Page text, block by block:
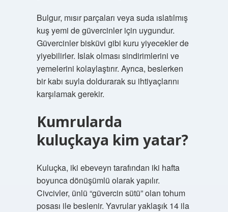
Bulgur, mısır parçaları veya suda ıslatılmış
kuş yemi de güvercinler için uygundur.
Güvercinler bisküvi gibi kuru yiyecekler de
yiyebilirler. Islak olması sindirimlerini ve
yemelerini kolaylaştırır. Ayrıca, beslerken
bir kabı suyla doldurarak su ihtiyaçlarını
karşılamak gerekir.
Kumrularda
kuluçkaya kim yatar?
Kuluçka, iki ebeveyn tarafından iki hafta
boyunca dönüşümlü olarak yapılır.
Civcivler, ünlü “güvercin sütü” olan tohum
posası ile beslenir. Yavrular yaklaşık 14 ila